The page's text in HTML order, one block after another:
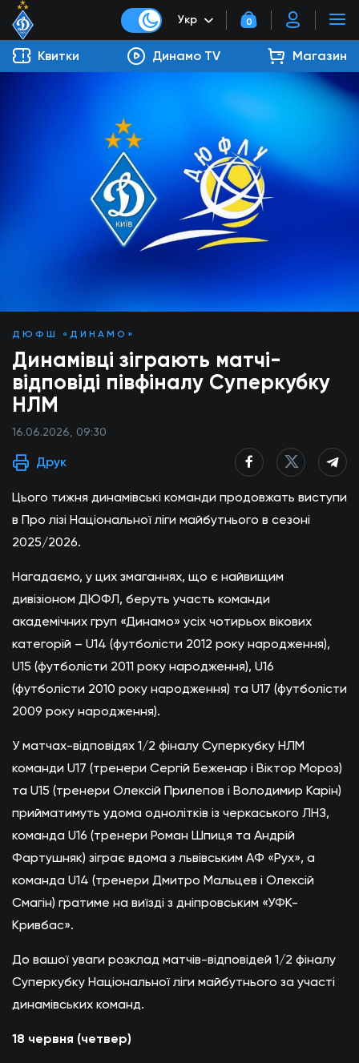
Укр 0
Квитки Динамо TV Магазин
ДЮФШ «ДИНАМО»
Динамівці зіграють матчі-
відповіді півфіналу Суперкубку
НЛМ
16.06.2026, 09:30
Друк
Цього тижня динамівські команди продовжать виступи
в Про лізі Національної ліги майбутнього в сезоні
2025/2026.
Нагадаємо, у цих змаганнях, що є найвищим
дивізіоном ДЮФЛ, беруть участь команди
академічних груп «Динамо» усіх чотирьох вікових
категорій – U14 (футболісти 2012 року народження),
U15 (футболісти 2011 року народження), U16
(футболісти 2010 року народження) та U17 (футболісти
2009 року народження).
У матчах-відповідях 1/2 фіналу Суперкубку НЛМ
команди U17 (тренери Сергій Беженар і Віктор Мороз)
та U15 (тренери Олексій Прилепов і Володимир Карін)
прийматимуть удома однолітків із черкаського ЛНЗ,
команда U16 (тренери Роман Шпиця та Андрій
Фартушняк) зіграє вдома з львівським АФ «Рух», а
команда U14 (тренери Дмитро Мальцев і Олексій
Смагін) гратиме на виїзді з дніпровським «УФК-
Кривбас».
До вашої уваги розклад матчів-відповідей 1/2 фіналу
Суперкубку Національної ліги майбутнього за участі
динамівських команд.
18 червня (четвер)